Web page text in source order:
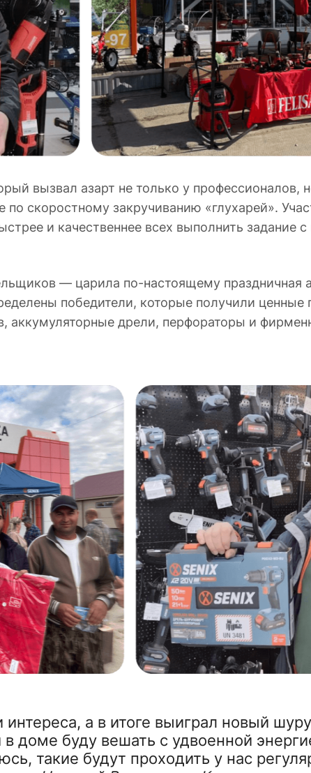
вызвал азарт не только у профессионалов,
по скоростному закручиванию «глухарей».
и качественнее всех выполнить задание
— царила по-настоящему праздничная
победители, которые получили
аккумуляторные дрели, перфораторы и
интереса, а в итоге выиграл новый
доме буду вешать с удвоенной
такие будут проходить у нас